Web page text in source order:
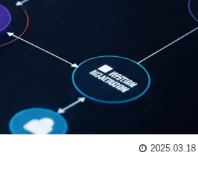
2025.03.18